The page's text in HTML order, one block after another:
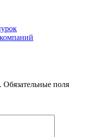
Обязательные поля